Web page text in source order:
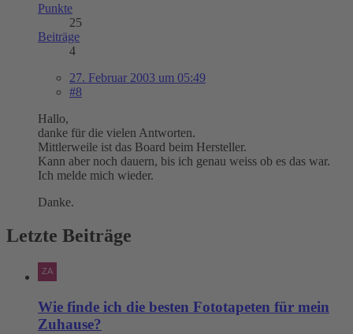
Punkte
25
Beiträge
4
27. Februar 2003 um 05:49
#8
Hallo,
danke für die vielen Antworten.
Mittlerweile ist das Board beim Hersteller.
Kann aber noch dauern, bis ich genau weiss ob es das war.
Ich melde mich wieder.
Danke.
Letzte Beiträge
Wie finde ich die besten Fototapeten für mein
Zuhause?